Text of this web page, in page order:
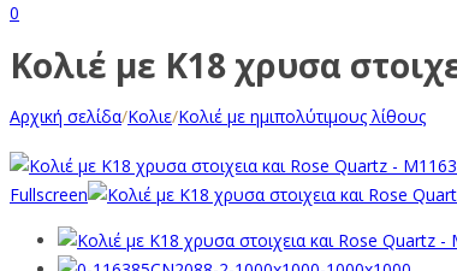
0
Κολιέ με Κ18 χρυσα
Αρχική σελίδα/Κολιε/Κολιέ με ημιπολύτιμους λίθους
Fullscreen